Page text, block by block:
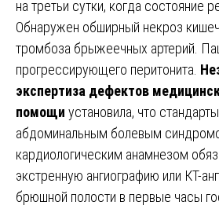
на третьи сутки, когда состояние
Обнаружен обширный некроз
тромбоза брыжеечных артерий.
прогрессирующего перитонита.
экспертиза дефектов
помощи установила, что
абдоминальным болевым
кардиологическим анамнезом
экстренную ангиографию или КТ-
брюшной полости в первые часы